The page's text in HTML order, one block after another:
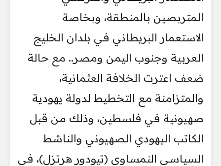
المتربصين بالمنطقة، وبخاصة
الاستعمار البريطاني في بلدان الخليج
العربية وجنوب اليمن ومصر.. مع حالة
ضعف اعترت الخلافة العثمانية،
والمتزامنة مع التخطيط لدولة يهودية
صهيونية في فلسطين، وذلك من قبل
الكاتب اليهودي الصهيوني والناشط
السياسي النمساوي (تيودور هرتزل)، في